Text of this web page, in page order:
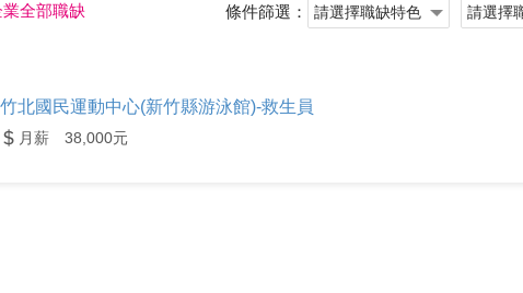
全部職缺 條件篩選：
竹北國民運動中心(新竹縣游泳館)-救生員
月薪 38,000元